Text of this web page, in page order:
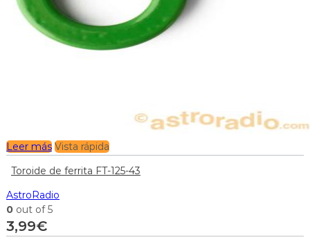
Leer más Vista rápida
Toroide de ferrita FT-125-43
AstroRadio
0 out of 5
3,99€